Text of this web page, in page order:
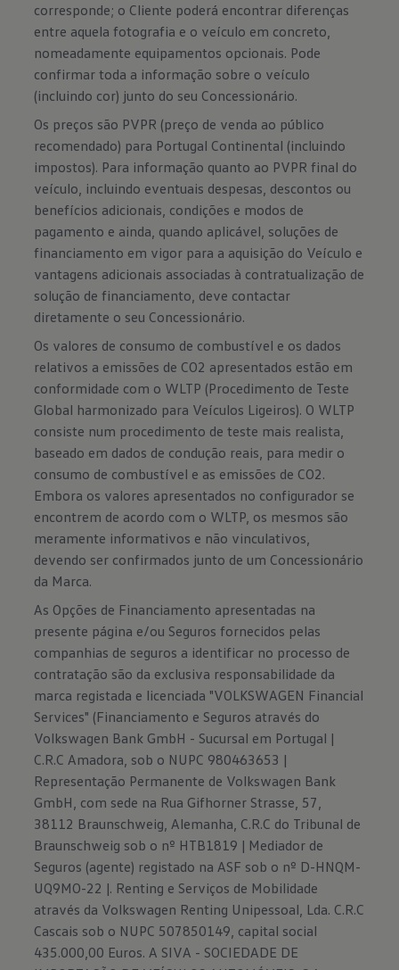
corresponde; o Cliente poderá encontrar diferenças
entre aquela fotografia e o veículo em concreto,
nomeadamente equipamentos opcionais. Pode
confirmar toda a informação sobre o veículo
(incluindo cor) junto do seu Concessionário.
Os preços são PVPR (preço de venda ao público
recomendado) para Portugal Continental (incluindo
impostos). Para informação quanto ao PVPR final do
veículo, incluindo eventuais despesas, descontos ou
benefícios adicionais, condições e modos de
pagamento e ainda, quando aplicável, soluções de
financiamento em vigor para a aquisição do Veículo e
vantagens adicionais associadas à contratualização de
solução de financiamento, deve contactar
diretamente o seu Concessionário.
Os valores de consumo de combustível e os dados
relativos a emissões de CO2 apresentados estão em
conformidade com o WLTP (Procedimento de Teste
Global harmonizado para Veículos Ligeiros). O WLTP
consiste num procedimento de teste mais realista,
baseado em dados de condução reais, para medir o
consumo de combustível e as emissões de CO2.
Embora os valores apresentados no configurador se
encontrem de acordo com o WLTP, os mesmos são
meramente informativos e não vinculativos,
devendo ser confirmados junto de um Concessionário
da Marca.
As Opções de Financiamento apresentadas na
presente página e/ou Seguros fornecidos pelas
companhias de seguros a identificar no processo de
contratação são da exclusiva responsabilidade da
marca registada e licenciada "VOLKSWAGEN Financial
Services" (Financiamento e Seguros através do
Volkswagen Bank GmbH - Sucursal em Portugal |
C.R.C Amadora, sob o NUPC 980463653 |
Representação Permanente de Volkswagen Bank
GmbH, com sede na Rua Gifhorner Strasse, 57,
38112 Braunschweig, Alemanha, C.R.C do Tribunal de
Braunschweig sob o nº HTB1819 | Mediador de
Seguros (agente) registado na ASF sob o nº D-HNQM-
UQ9MO-22 |. Renting e Serviços de Mobilidade
através da Volkswagen Renting Unipessoal, Lda. C.R.C
Cascais sob o NUPC 507850149, capital social
435.000,00 Euros. A SIVA - SOCIEDADE DE